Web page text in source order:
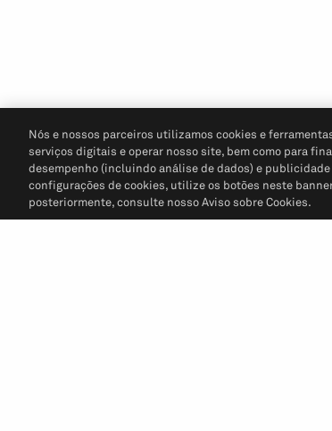
Nós e nossos parceiros utilizamos cookies e
serviços digitais e operar nosso site, bem como para
desempenho (incluindo análise de dados) e
configurações de cookies, utilize os botões neste
posteriormente, consulte nosso Aviso sobre Cookies.